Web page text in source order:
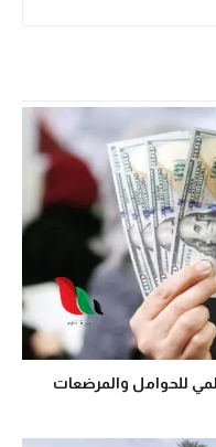
للحوامل والمرضعات